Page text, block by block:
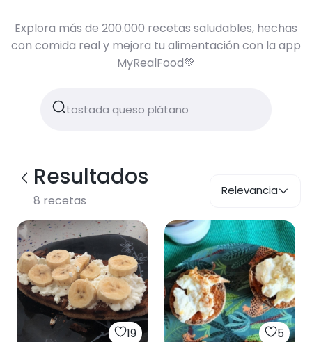
Explora más de 200.000 recetas saludables, hechas
con comida real y mejora tu alimentación con la app
MyRealFood💚
Resultados
8 recetas
Relevancia
19 5